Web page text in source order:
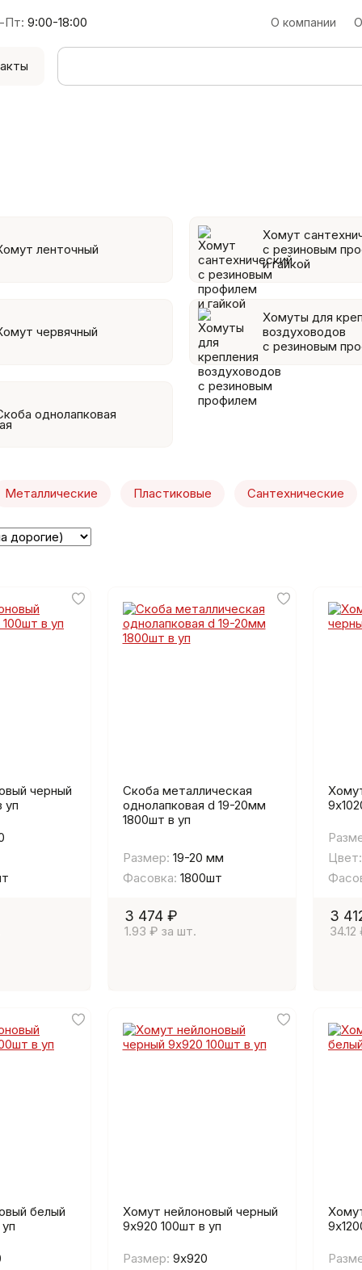
Пт: 9:00-18:00 О компании
ленточный
Хомут
с резиновым
и гайкой
червячный
Хомуты для
воздуховодов
с резиновым
однолапковая
Металлические Пластиковые Сантехнические
черный
уп
Скоба металлическая
однолапковая d 19-20мм
1800шт в уп
Размер: 19-20 мм
Фасовка: 1800шт
3 474 ₽
1.93 ₽ за шт.
Цвет:
3
белый
Хомут нейлоновый черный
9х920 100шт в уп
Размер: 9х920